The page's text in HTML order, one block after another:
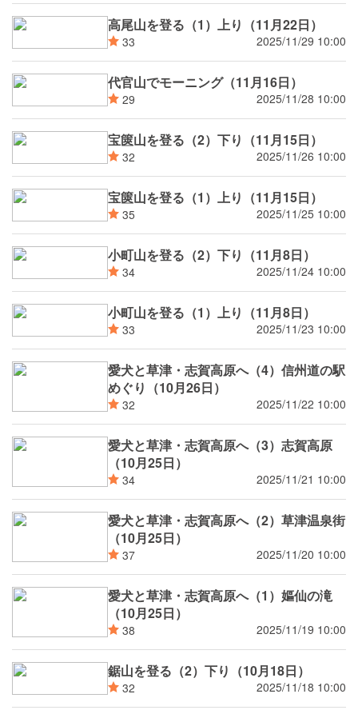
高尾山を登る（1）上り（11月22日）
33 2025/11/29 10:00
代官山でモーニング（11月16日）
29 2025/11/28 10:00
宝篋山を登る（2）下り（11月15日）
32 2025/11/26 10:00
宝篋山を登る（1）上り（11月15日）
35 2025/11/25 10:00
小町山を登る（2）下り（11月8日）
34 2025/11/24 10:00
小町山を登る（1）上り（11月8日）
33 2025/11/23 10:00
愛犬と草津・志賀高原へ（4）信州道の駅
めぐり（10月26日）
32 2025/11/22 10:00
愛犬と草津・志賀高原へ（3）志賀高原
（10月25日）
34 2025/11/21 10:00
愛犬と草津・志賀高原へ（2）草津温泉街
（10月25日）
37 2025/11/20 10:00
愛犬と草津・志賀高原へ（1）嫗仙の滝
（10月25日）
38 2025/11/19 10:00
鋸山を登る（2）下り（10月18日）
32 2025/11/18 10:00